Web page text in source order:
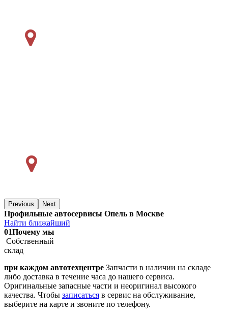
Previous Next
Профильные автосервисы Опель в Москве
Найти ближайший
01Почему мы
Собственный
склад
при каждом автотехцентре Запчасти в наличии на складе
либо доставка в течение часа до нашего сервиса.
Оригинальные запасные части и неоригинал высокого
качества. Чтобы записаться в сервис на обслуживание,
выберите на карте и звоните по телефону.